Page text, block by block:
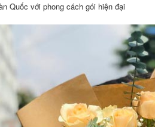
Quốc với phong cách gói hiện đại